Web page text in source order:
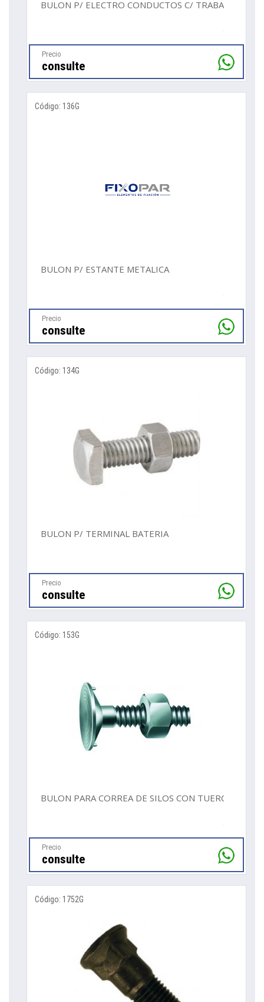
BULON P/ ELECTRO CONDUCTOS C/ TRABA
Precio
consulte
Código: 136G
BULON P/ ESTANTE METALICA
Precio
consulte
Código: 134G
BULON P/ TERMINAL BATERIA
Precio
consulte
Código: 153G
BULON PARA CORREA DE SILOS CON TUERCA
Precio
consulte
Código: 1752G